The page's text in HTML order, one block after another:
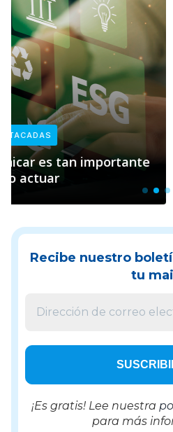
Empresas y
Pacto
Recibe nuestro
tu
¡Es gratis! Lee nuestra
para más